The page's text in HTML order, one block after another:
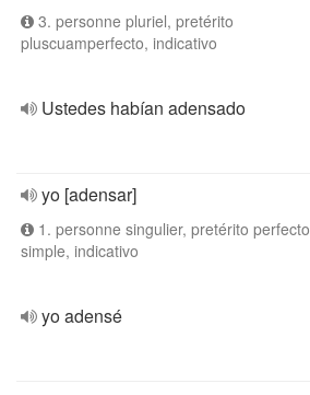
3. personne pluriel, pretérito
pluscuamperfecto, indicativo
Ustedes habían adensado
yo [adensar]
1. personne singulier, pretérito perfecto
simple, indicativo
yo adensé